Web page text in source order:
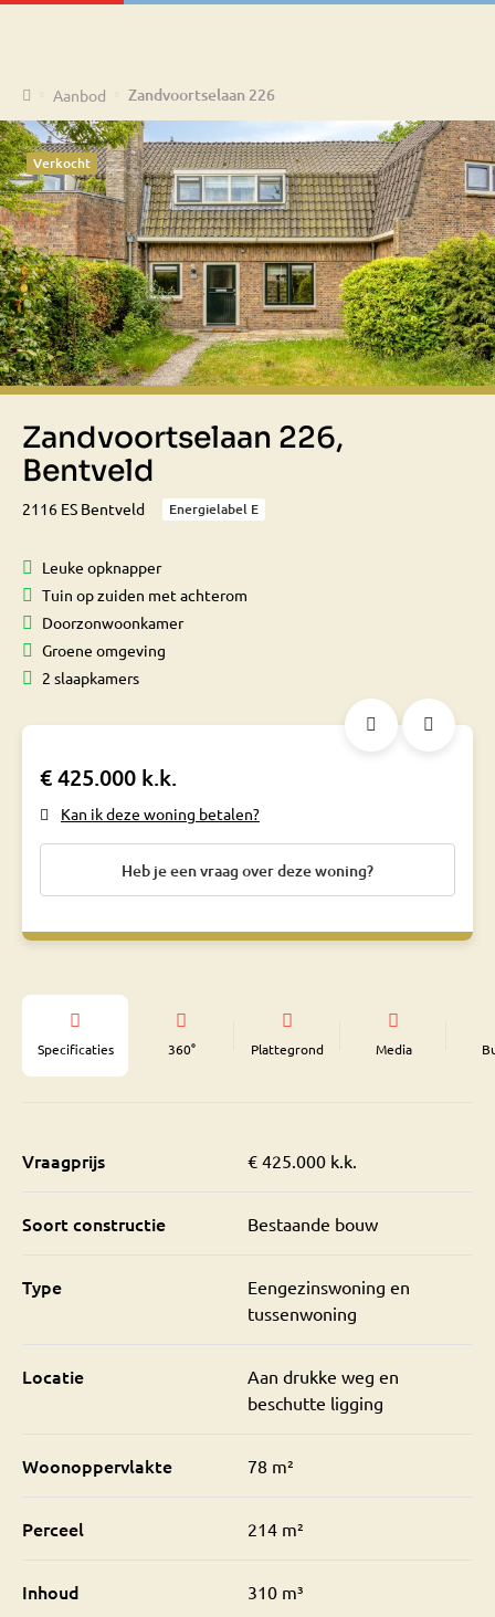
HomeAanbod Zandvoortselaan 226
Verkocht
Zandvoortselaan 226,
Bentveld
2116 ES Bentveld Energielabel E
Leuke opknapper
Tuin op zuiden met achterom
Doorzonwoonkamer
Groene omgeving
2 slaapkamers
€ 425.000 k.k.
Kan ik deze woning betalen?
Heb je een vraag over deze woning?
Specificaties 360° Plattegrond Media
Vraagprijs € 425.000 k.k.
Soort constructie Bestaande bouw
Type
Eengezinswoning en
tussenwoning
Locatie
Aan drukke weg en
beschutte ligging
Woonoppervlakte 78 m²
Perceel 214 m²
Inhoud 310 m³